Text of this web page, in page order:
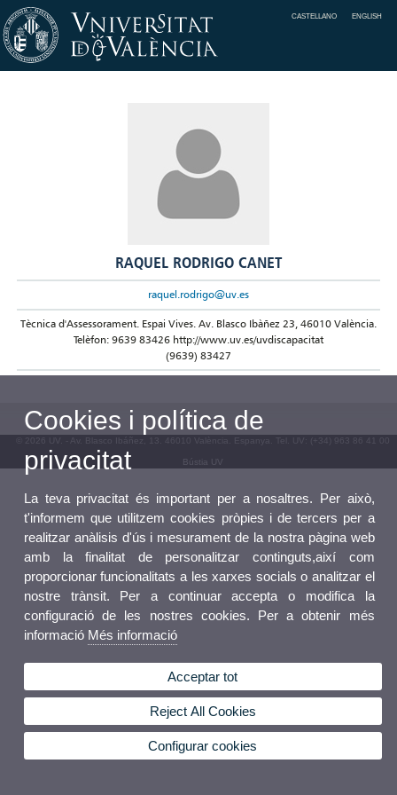
CASTELLANO ENGLISH
RAQUEL RODRIGO CANET
raquel.rodrigo@uv.es
Tècnica d'Assessorament. Espai Vives. Av. Blasco Ibàñez 23, 46010 València.
Telèfon: 9639 83426 http://www.uv.es/uvdiscapacitat
(9639) 83427
© 2026 UV. - Av. Blasco Ibáñez, 13. 46010 València. Espanya. Tel. UV: (+34) 963 86 41 00
Bústia UV
Cookies i política de
privacitat
La teva privacitat és important per a nosaltres. Per això,
t'informem que utilitzem cookies pròpies i de tercers per a
realitzar anàlisis d'ús i mesurament de la nostra pàgina web
amb la finalitat de personalitzar continguts,així com
proporcionar funcionalitats a les xarxes socials o analitzar el
nostre trànsit. Per a continuar accepta o modifica la
configuració de les nostres cookies. Per a obtenir més
informació Més informació
Acceptar tot
Reject All Cookies
Configurar cookies